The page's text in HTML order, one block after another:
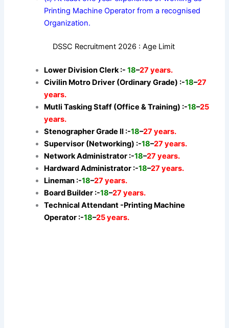
Printing Machine Operator from a recognised
Organization.
DSSC Recruitment 2026 : Age Limit
Lower Division Clerk :-18–27 years.
Civilin Motro Driver (Ordinary Grade) :-18–27
years.
Mutli Tasking Staff (Office & Training) :-18–25
years.
Stenographer Grade II :-18–27 years.
Supervisor (Networking) :-18–27 years.
Network Administrator :-18–27 years.
Hardward Administrator :-18–27 years.
Lineman :-18–27 years.
Board Builder :-18–27 years.
Technical Attendant -Printing Machine
Operator :-18–25 years.